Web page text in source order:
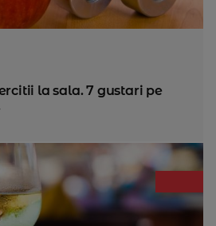
la sala. 7 gustari pe